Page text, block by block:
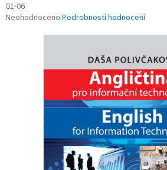
01-06
Průměrné
Neohodnoceno Podrobnosti hodnocení